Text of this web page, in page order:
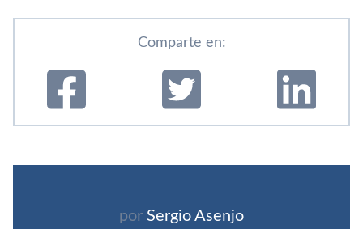
Comparte en:
por Sergio Asenjo